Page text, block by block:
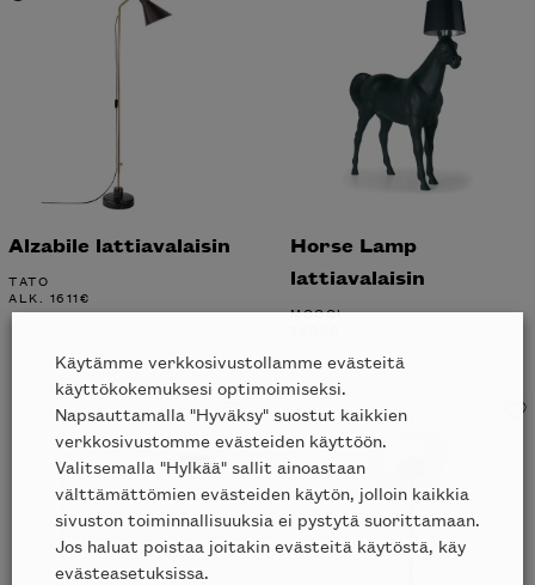
Alzabile lattiavalaisin
TATO
ALK. 1611€
Horse Lamp
lattiavalaisin
MOOOI
Käytämme verkkosivustollamme evästeitä
käyttökokemuksesi optimoimiseksi.
Napsauttamalla "Hyväksy" suostut kaikkien
verkkosivustomme evästeiden käyttöön.
Valitsemalla "Hylkää" sallit ainoastaan
välttämättömien evästeiden käytön, jolloin kaikkia
sivuston toiminnallisuuksia ei pystytä suorittamaan.
Jos haluat poistaa joitakin evästeitä käytöstä, käy
evästeasetuksissa.